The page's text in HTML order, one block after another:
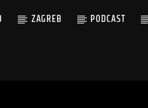
ZAGREB PODCAST